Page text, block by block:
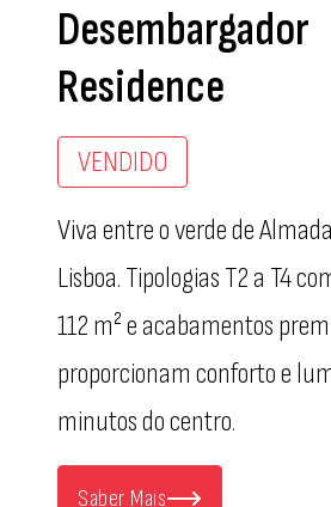
Desembargador
Residence
VENDIDO
Viva entre o verde de
Lisboa. Tipologias T2 a T4
112 m² e acabamentos
proporcionam conforto e
minutos do centro.
Saber Mais